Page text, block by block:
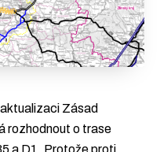
Zásad
rozhodnout o trase